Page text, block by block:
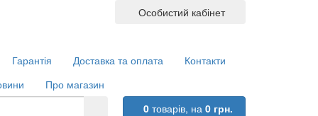
Особистий кабінет
Гарантія Доставка та оплата
Контакти
Про магазин
0 товарів, на0 грн.